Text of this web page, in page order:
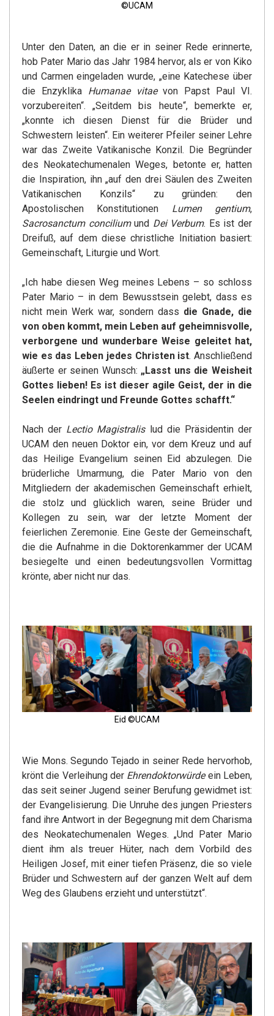
©UCAM
Unter den Daten, an die er in seiner Rede erinnerte,
hob Pater Mario das Jahr 1984 hervor, als er von Kiko
und Carmen eingeladen wurde, „eine Katechese über
die Enzyklika Humanae vitaevon Papst Paul VI.
vorzubereiten“. „Seitdem bis heute“, bemerkte er,
„konnte ich diesen Dienst für die Brüder und
Schwestern leisten“. Ein weiterer Pfeiler seiner Lehre
war das Zweite Vatikanische Konzil. Die Begründer
des Neokatechumenalen Weges, betonte er, hatten
die Inspiration, ihn „auf den drei Säulen des Zweiten
Vatikanischen Konzils“ zu gründen: den
Apostolischen Konstitutionen Lumen gentium,
Sacrosanctum conciliumund Dei Verbum. Es ist der
Dreifuß, auf dem diese christliche Initiation basiert:
Gemeinschaft, Liturgie und Wort.
„Ich habe diesen Weg meines Lebens – so schloss
Pater Mario – in dem Bewusstsein gelebt, dass es
nicht mein Werk war, sondern dass die Gnade, die
von oben kommt, mein Leben auf geheimnisvolle,
verborgene und wunderbare Weise geleitet hat,
wie es das Leben jedes Christen ist. Anschließend
äußerte er seinen Wunsch: „Lasst uns die Weisheit
Gottes lieben! Es ist dieser agile Geist, der in die
Seelen eindringt und Freunde Gottes schafft.“
Nach der Lectio Magistralislud die Präsidentin der
UCAM den neuen Doktor ein, vor dem Kreuz und auf
das Heilige Evangelium seinen Eid abzulegen. Die
brüderliche Umarmung, die Pater Mario von den
Mitgliedern der akademischen Gemeinschaft erhielt,
die stolz und glücklich waren, seine Brüder und
Kollegen zu sein, war der letzte Moment der
feierlichen Zeremonie. Eine Geste der Gemeinschaft,
die die Aufnahme in die Doktorenkammer der UCAM
besiegelte und einen bedeutungsvollen Vormittag
krönte, aber nicht nur das.
Eid ©UCAM
Wie Mons. Segundo Tejado in seiner Rede hervorhob,
krönt die Verleihung der Ehrendoktorwürdeein Leben,
das seit seiner Jugend seiner Berufung gewidmet ist:
der Evangelisierung. Die Unruhe des jungen Priesters
fand ihre Antwort in der Begegnung mit dem Charisma
des Neokatechumenalen Weges. „Und Pater Mario
dient ihm als treuer Hüter, nach dem Vorbild des
Heiligen Josef, mit einer tiefen Präsenz, die so viele
Brüder und Schwestern auf der ganzen Welt auf dem
Weg des Glaubens erzieht und unterstützt“.